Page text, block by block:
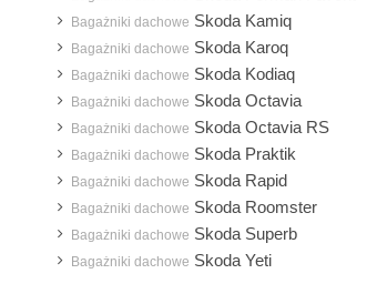
Bagażniki dachowe Skoda Kamiq
Bagażniki dachowe Skoda Karoq
Bagażniki dachowe Skoda Kodiaq
Bagażniki dachowe Skoda Octavia
Bagażniki dachowe Skoda Octavia RS
Bagażniki dachowe Skoda Praktik
Bagażniki dachowe Skoda Rapid
Bagażniki dachowe Skoda Roomster
Bagażniki dachowe Skoda Superb
Bagażniki dachowe Skoda Yeti